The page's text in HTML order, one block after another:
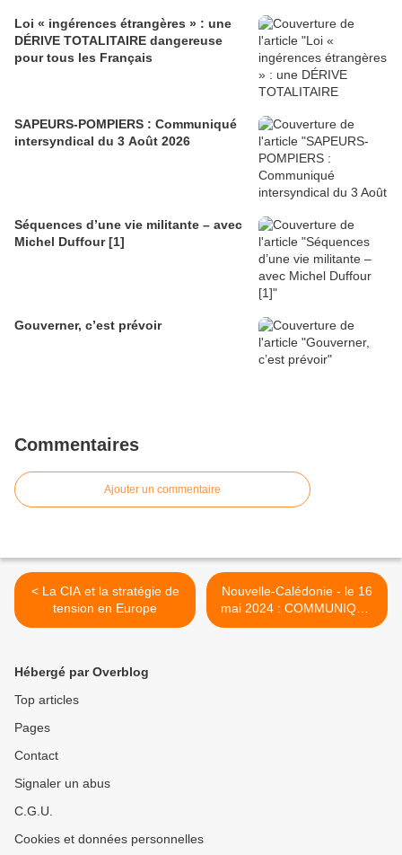
Loi « ingérences étrangères » : une
DÉRIVE TOTALITAIRE dangereuse
pour tous les Français
SAPEURS-POMPIERS : Communiqué
intersyndical du 3 Août 2026
Séquences d’une vie militante – avec
Michel Duffour [1]
Gouverner, c’est prévoir
Commentaires
Ajouter un commentaire
< La CIA et la stratégie de
tension en Europe
Nouvelle-Calédonie - le 16
mai 2024 : COMMUNIQUÉ
de L'USTKE [Union
Hébergé par Overblog
Top articles
Pages
Contact
Signaler un abus
C.G.U.
Cookies et données personnelles